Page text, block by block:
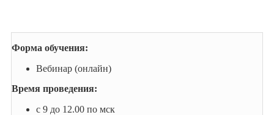
Форма обучения:
Вебинар (онлайн)
Время проведения:
с 9 до 12.00 по мск